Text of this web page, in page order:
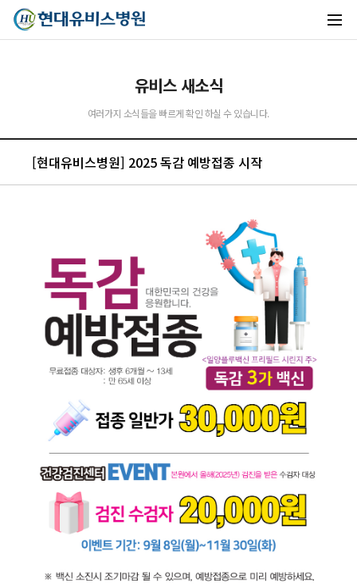
유비스 새소식
여러가지 소식들을 빠르게 확인 하실 수 있습니다.
[현대유비스병원] 2025 독감 예방접종 시작
유비스AI
실시간 안내중